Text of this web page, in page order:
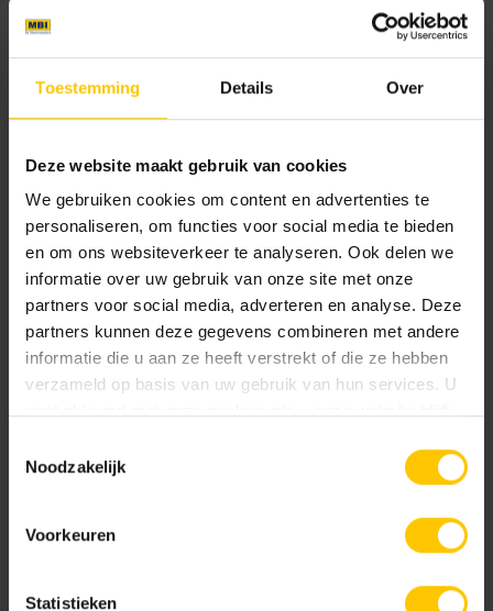
Toestemming Details Over
Deze website maakt gebruik van cookies
We gebruiken cookies om content en advertenties te
personaliseren, om functies voor social media te bieden
en om ons websiteverkeer te analyseren. Ook delen we
informatie over uw gebruik van onze site met onze
partners voor social media, adverteren en analyse. Deze
partners kunnen deze gegevens combineren met andere
informatie die u aan ze heeft verstrekt of die ze hebben
verzameld op basis van uw gebruik van hun services. U
Noodzakelijk
Voorkeuren
Statistieken
Castilla Brown
Projectvoorbeelden bouw
Metselwerken Handboek
Bekijk
Infoboekje GeoStylistix